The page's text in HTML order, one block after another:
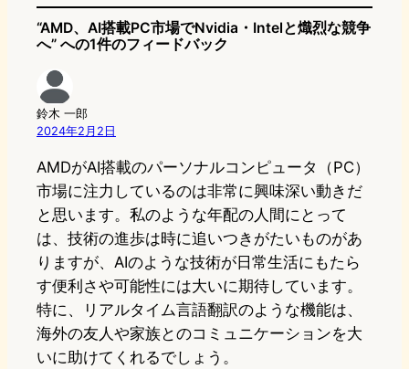
“AMD、AI搭載PC市場でNvidia・Intelと熾烈な競争
へ” への1件のフィードバック
鈴木 一郎
2024年2月2日
AMDがAI搭載のパーソナルコンピュータ（PC）
市場に注力しているのは非常に興味深い動きだ
と思います。私のような年配の人間にとって
は、技術の進歩は時に追いつきがたいものがあ
りますが、AIのような技術が日常生活にもたら
す便利さや可能性には大いに期待しています。
特に、リアルタイム言語翻訳のような機能は、
海外の友人や家族とのコミュニケーションを大
いに助けてくれるでしょう。